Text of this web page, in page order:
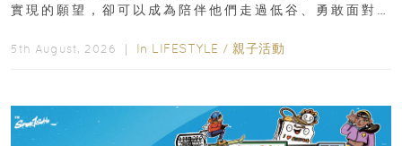
實現的願望，卻可以成為陪伴他們走過低谷、勇敢面對
5th August, 2026 ｜ In LIFESTYLE / 親子活動